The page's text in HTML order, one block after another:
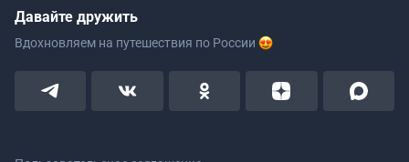
Давайте дружить
Вдохновляем на путешествия по России